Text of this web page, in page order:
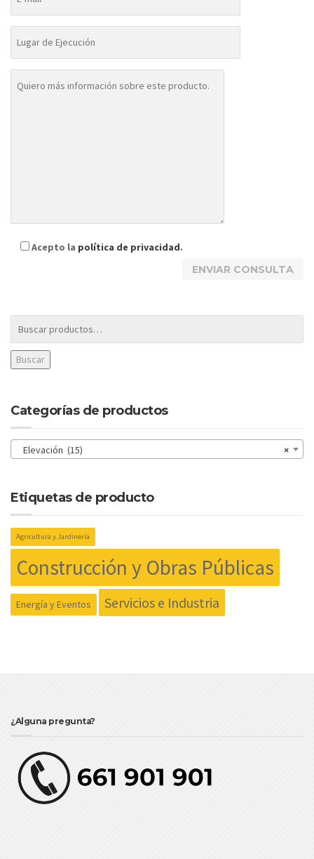
Acepto la política de privacidad.
Buscar
Categorías de productos
×
Elevación (15)
Etiquetas de producto
Agricultura y Jardinería
Construcción y Obras Públicas
Energía y Eventos Servicios e Industria
¿Alguna pregunta?